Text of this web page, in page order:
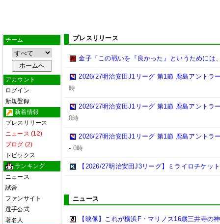
チーム
アカウント
ログイン
新規登録
新着情報
プレスリリース
ニュース (12)
ブログ (2)
トピックス
ランキング
ニュース
試合
ファンサイト
選手公式
著名人
プレスリリース
金子「この戦いを『良かった』というためには
2026/27明治安田J1リーグ 第1節 鹿島アントラ
時
2026/27明治安田J1リーグ 第1節 鹿島アントラ
0時
2026/27明治安田J1リーグ 第1節 鹿島アントラ
- 0時
【2026/27明治安田J3リーグ】ミライロチケッ
ニュース
【映像】これが横浜F・マリノス16歳三井寺の